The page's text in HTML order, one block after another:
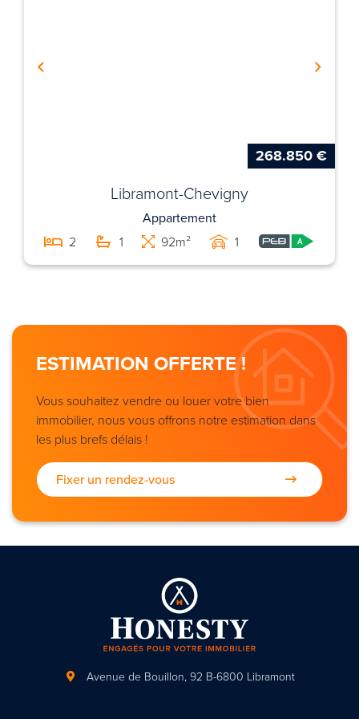
268.850 €
Libramont-Chevigny
Appartement
2
1 92m² 1
ESTIMATION OFFERTE !
Vous souhaitez vendre ou louer votre bien
immobilier, nous vous offrons notre estimation dans
les plus brefs délais !
Fixer un rendez-vous
Avenue de Bouillon, 92 B-6800 Libramont